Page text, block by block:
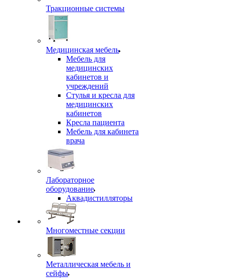
Тракционные системы
Медицинская мебель
Мебель для
медицинских
кабинетов и
учреждений
Стулья и кресла для
медицинских
кабинетов
Кресла пациента
Мебель для кабинета
врача
Лабораторное
оборудование
Аквадистилляторы
Многоместные секции
Металлическая мебель и
сейфы